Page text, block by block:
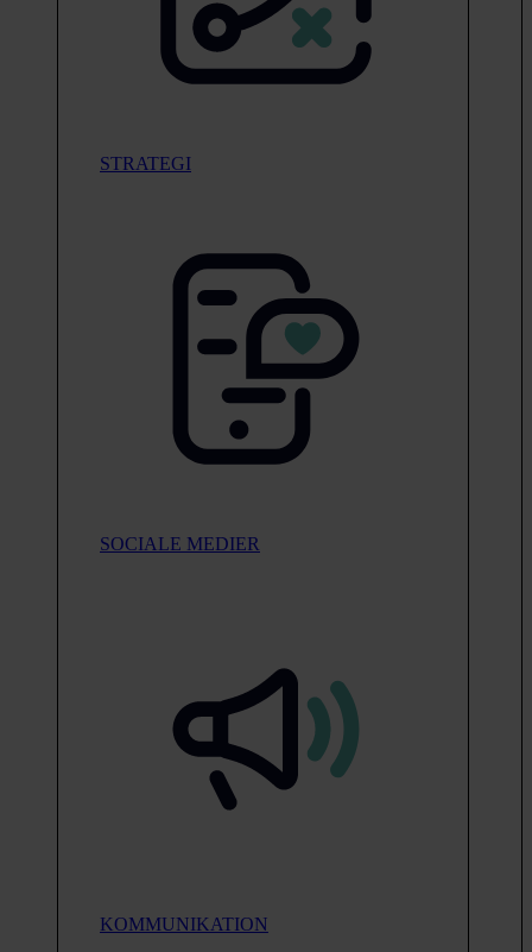
STRATEGI
SOCIALE MEDIER
KOMMUNIKATION